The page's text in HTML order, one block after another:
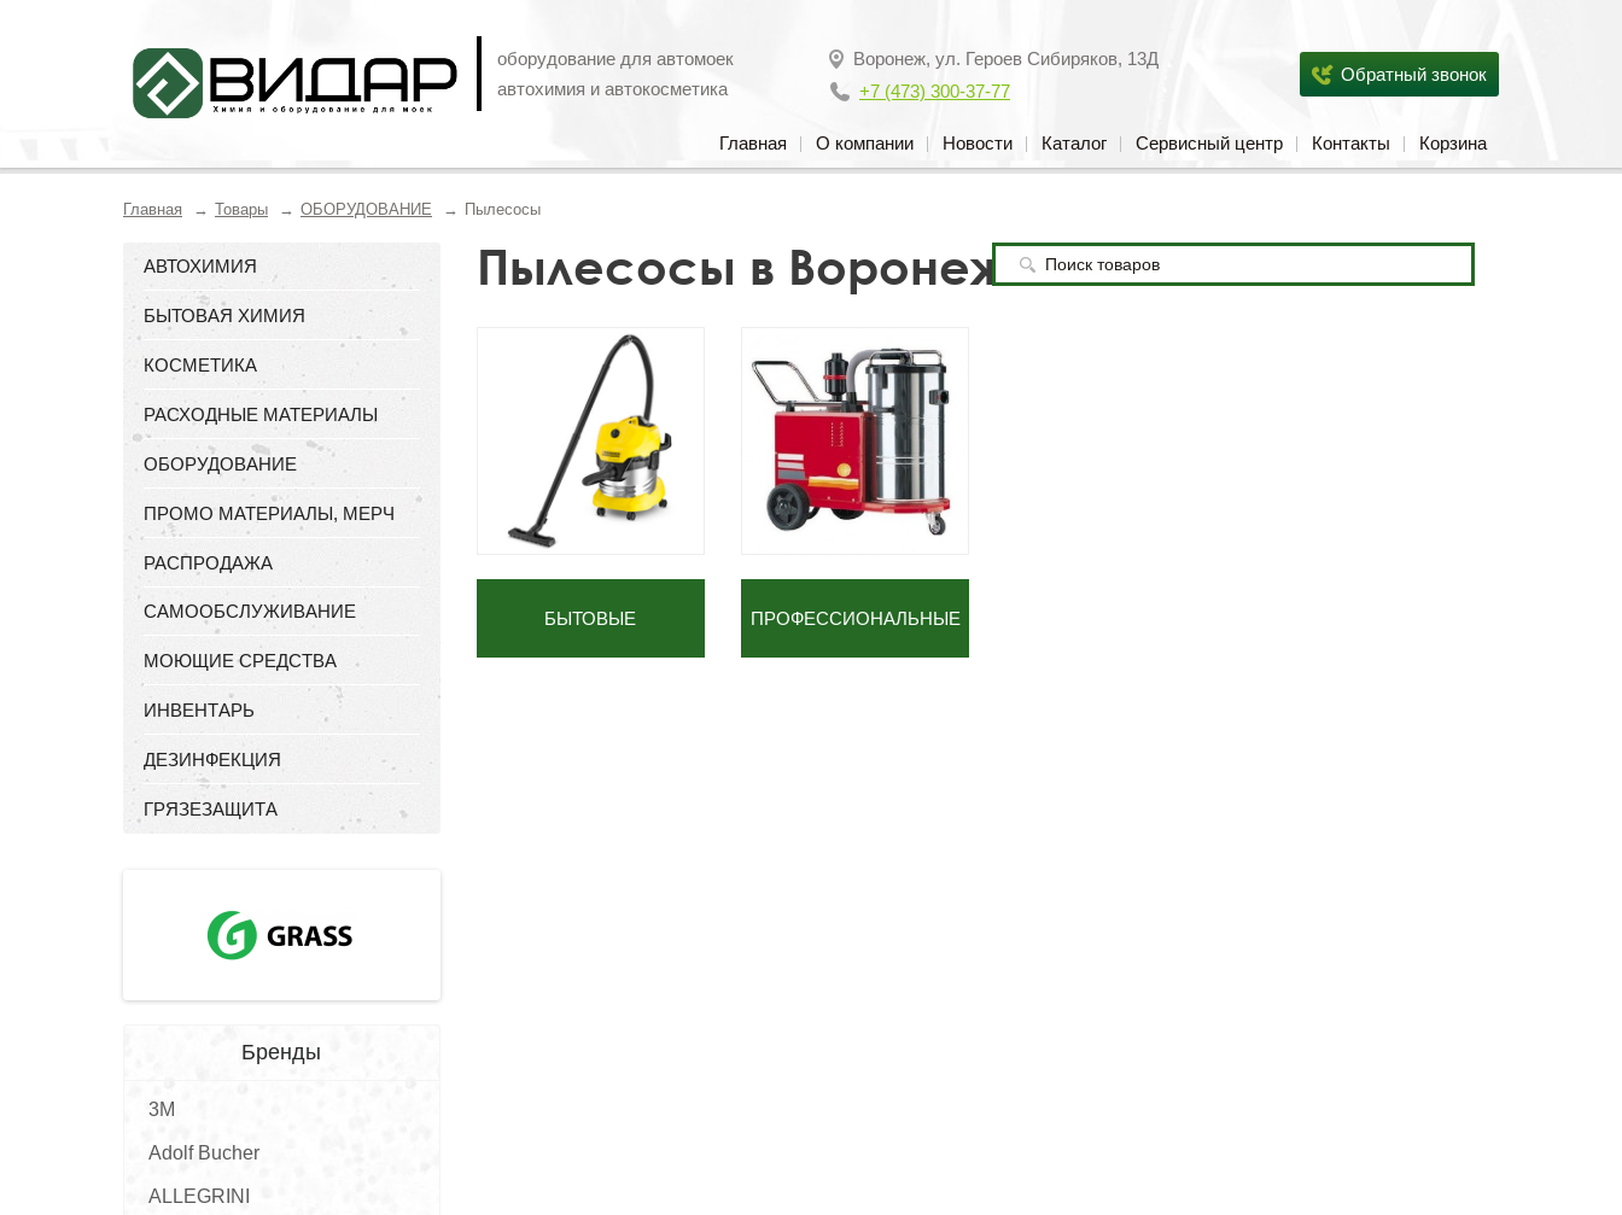
оборудование для автомоек
автохимия и автокосметика
Воронеж, ул. Героев Сибиряков, 13Д
+7 (473) 300-37-77
Обратный звонок
Главная О компании Новости Каталог Сервисный центр Контакты Корзина
Главная Товары ОБОРУДОВАНИЕ Пылесосы
АВТОХИМИЯ
БЫТОВАЯ ХИМИЯ
КОСМЕТИКА
РАСХОДНЫЕ МАТЕРИАЛЫ
ОБОРУДОВАНИЕ
ПРОМО МАТЕРИАЛЫ, МЕРЧ
РАСПРОДАЖА
САМООБСЛУЖИВАНИЕ
МОЮЩИЕ СРЕДСТВА
ИНВЕНТАРЬ
ДЕЗИНФЕКЦИЯ
ГРЯЗЕЗАЩИТА
Бренды
3M
Adolf Bucher
ALLEGRINI
Пылесосы в Воронеже
БЫТОВЫЕ ПРОФЕССИОНАЛЬНЫЕ